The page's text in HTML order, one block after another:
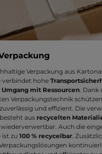
Verpackung aus
verbindet hohe
mit Ressourcen . Dank
Verpackungstechnik
und effizient. Die
aus recycelten
Auch die
ist zu 100 % recycelbar .